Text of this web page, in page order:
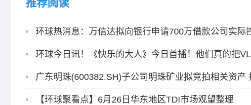
推荐阅读
环球今日讯！《快乐的大人》今日首播！他们真的把
广东明珠(600382.SH)子公司明珠矿业拟竞拍相关资产
【环球聚看点】6月26日华东地区TDI市场观望整理